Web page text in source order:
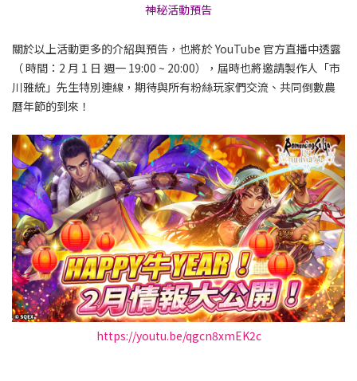
神秘活動預告
關於以上活動更多的介紹與預告，也將於 YouTube 官方直播中透露
（ 時間：2 月 1 日 週一 19:00 ~ 20:00），屆時也將邀請製作人「市
川雅統」先生特別連線，期待與所有粉絲玩家們交流、共同倒數農
曆年節的到來！
https://youtu.be/qgcn8xmEK2c